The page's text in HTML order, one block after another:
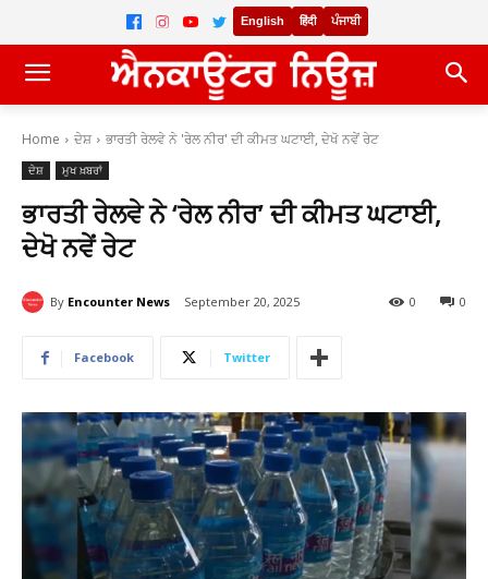
English हिंदी ਪੰਜਾਬੀ
Home ਦੇਸ਼ ਭਾਰਤੀ ਰੇਲਵੇ ਨੇ 'ਰੇਲ ਨੀਰ' ਦੀ ਕੀਮਤ ਘਟਾਈ, ਦੇਖੋ ਨਵੇਂ ਰੇਟ
ਦੇਸ਼ ਮੁਖ ਖ਼ਬਰਾਂ
ਭਾਰਤੀ ਰੇਲਵੇ ਨੇ ‘ਰੇਲ ਨੀਰ’ ਦੀ ਕੀਮਤ ਘਟਾਈ,
ਦੇਖੋ ਨਵੇਂ ਰੇਟ
By Encounter News September 20, 2025 0
0
Facebook Twitter